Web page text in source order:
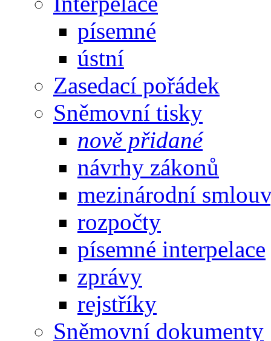
písemné
ústní
Zasedací pořádek
Sněmovní tisky
nově přidané
návrhy zákonů
mezinárodní
rozpočty
písemné interpelace
zprávy
rejstříky
Sněmovní dokumenty